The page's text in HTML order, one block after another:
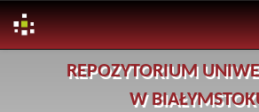
REPOZYTORIUM
W